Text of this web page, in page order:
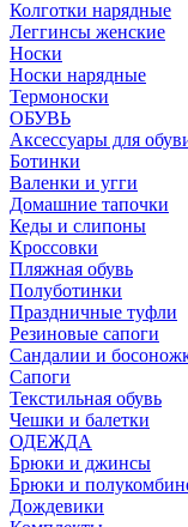
Колготки нарядные
Леггинсы женские
Носки
Носки нарядные
Термоноски
ОБУВЬ
Аксессуары для
Ботинки
Валенки и угги
Домашние тапочки
Кеды и слипоны
Кроссовки
Пляжная обувь
Полуботинки
Праздничные туфли
Резиновые сапоги
Сандалии и
Сапоги
Текстильная обувь
Чешки и балетки
ОДЕЖДА
Брюки и джинсы
Брюки и
Дождевики